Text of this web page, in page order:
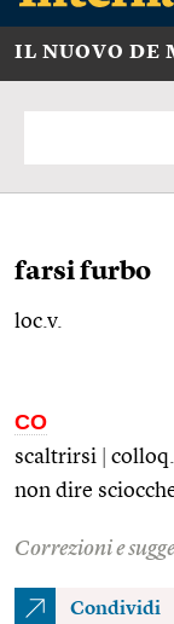
IL NUOVO DE
farsi furbo
loc.v.
CO
scaltrirsi colloq.
non dire
Correzioni e
Condividi